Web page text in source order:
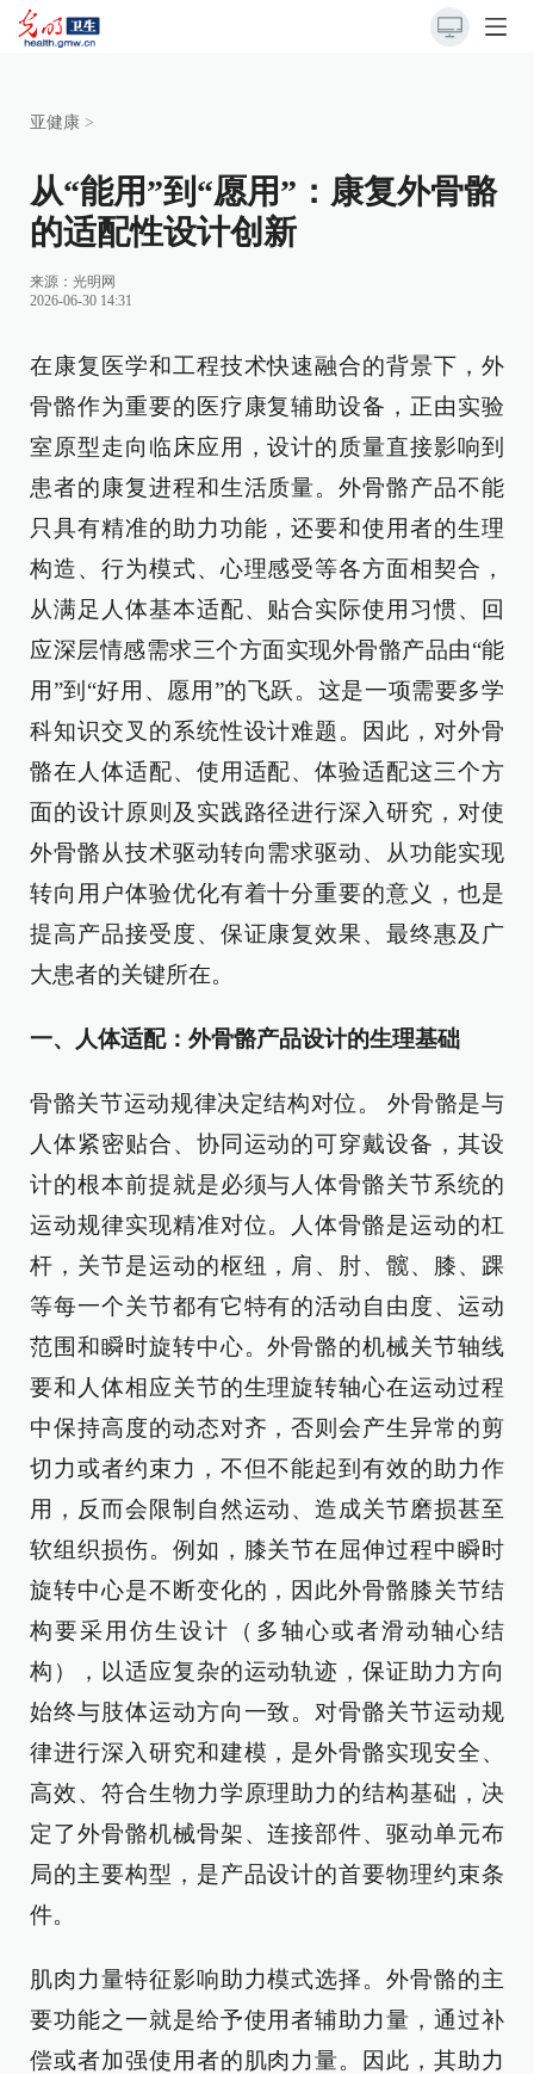
亚健康 >
从“能用”到“愿用”：康复外骨骼
的适配性设计创新
来源： 光明网
2026-06-30 14:31
在康复医学和工程技术快速融合的背景下，外
骨骼作为重要的医疗康复辅助设备，正由实验
室原型走向临床应用，设计的质量直接影响到
患者的康复进程和生活质量。外骨骼产品不能
只具有精准的助力功能，还要和使用者的生理
构造、行为模式、心理感受等各方面相契合，
从满足人体基本适配、贴合实际使用习惯、回
应深层情感需求三个方面实现外骨骼产品由“能
用”到“好用、愿用”的飞跃。这是一项需要多学
科知识交叉的系统性设计难题。因此，对外骨
骼在人体适配、使用适配、体验适配这三个方
面的设计原则及实践路径进行深入研究，对使
外骨骼从技术驱动转向需求驱动、从功能实现
转向用户体验优化有着十分重要的意义，也是
提高产品接受度、保证康复效果、最终惠及广
大患者的关键所在。
一、人体适配：外骨骼产品设计的生理基础
骨骼关节运动规律决定结构对位。 外骨骼是与
人体紧密贴合、协同运动的可穿戴设备，其设
计的根本前提就是必须与人体骨骼关节系统的
运动规律实现精准对位。人体骨骼是运动的杠
杆，关节是运动的枢纽，肩、肘、髋、膝、踝
等每一个关节都有它特有的活动自由度、运动
范围和瞬时旋转中心。外骨骼的机械关节轴线
要和人体相应关节的生理旋转轴心在运动过程
中保持高度的动态对齐，否则会产生异常的剪
切力或者约束力，不但不能起到有效的助力作
用，反而会限制自然运动、造成关节磨损甚至
软组织损伤。例如，膝关节在屈伸过程中瞬时
旋转中心是不断变化的，因此外骨骼膝关节结
构要采用仿生设计（多轴心或者滑动轴心结
构），以适应复杂的运动轨迹，保证助力方向
始终与肢体运动方向一致。对骨骼关节运动规
律进行深入研究和建模，是外骨骼实现安全、
高效、符合生物力学原理助力的结构基础，决
定了外骨骼机械骨架、连接部件、驱动单元布
局的主要构型，是产品设计的首要物理约束条
件。
肌肉力量特征影响助力模式选择。外骨骼的主
要功能之一就是给予使用者辅助力量，通过补
偿或者加强使用者的肌肉力量。因此，其助力